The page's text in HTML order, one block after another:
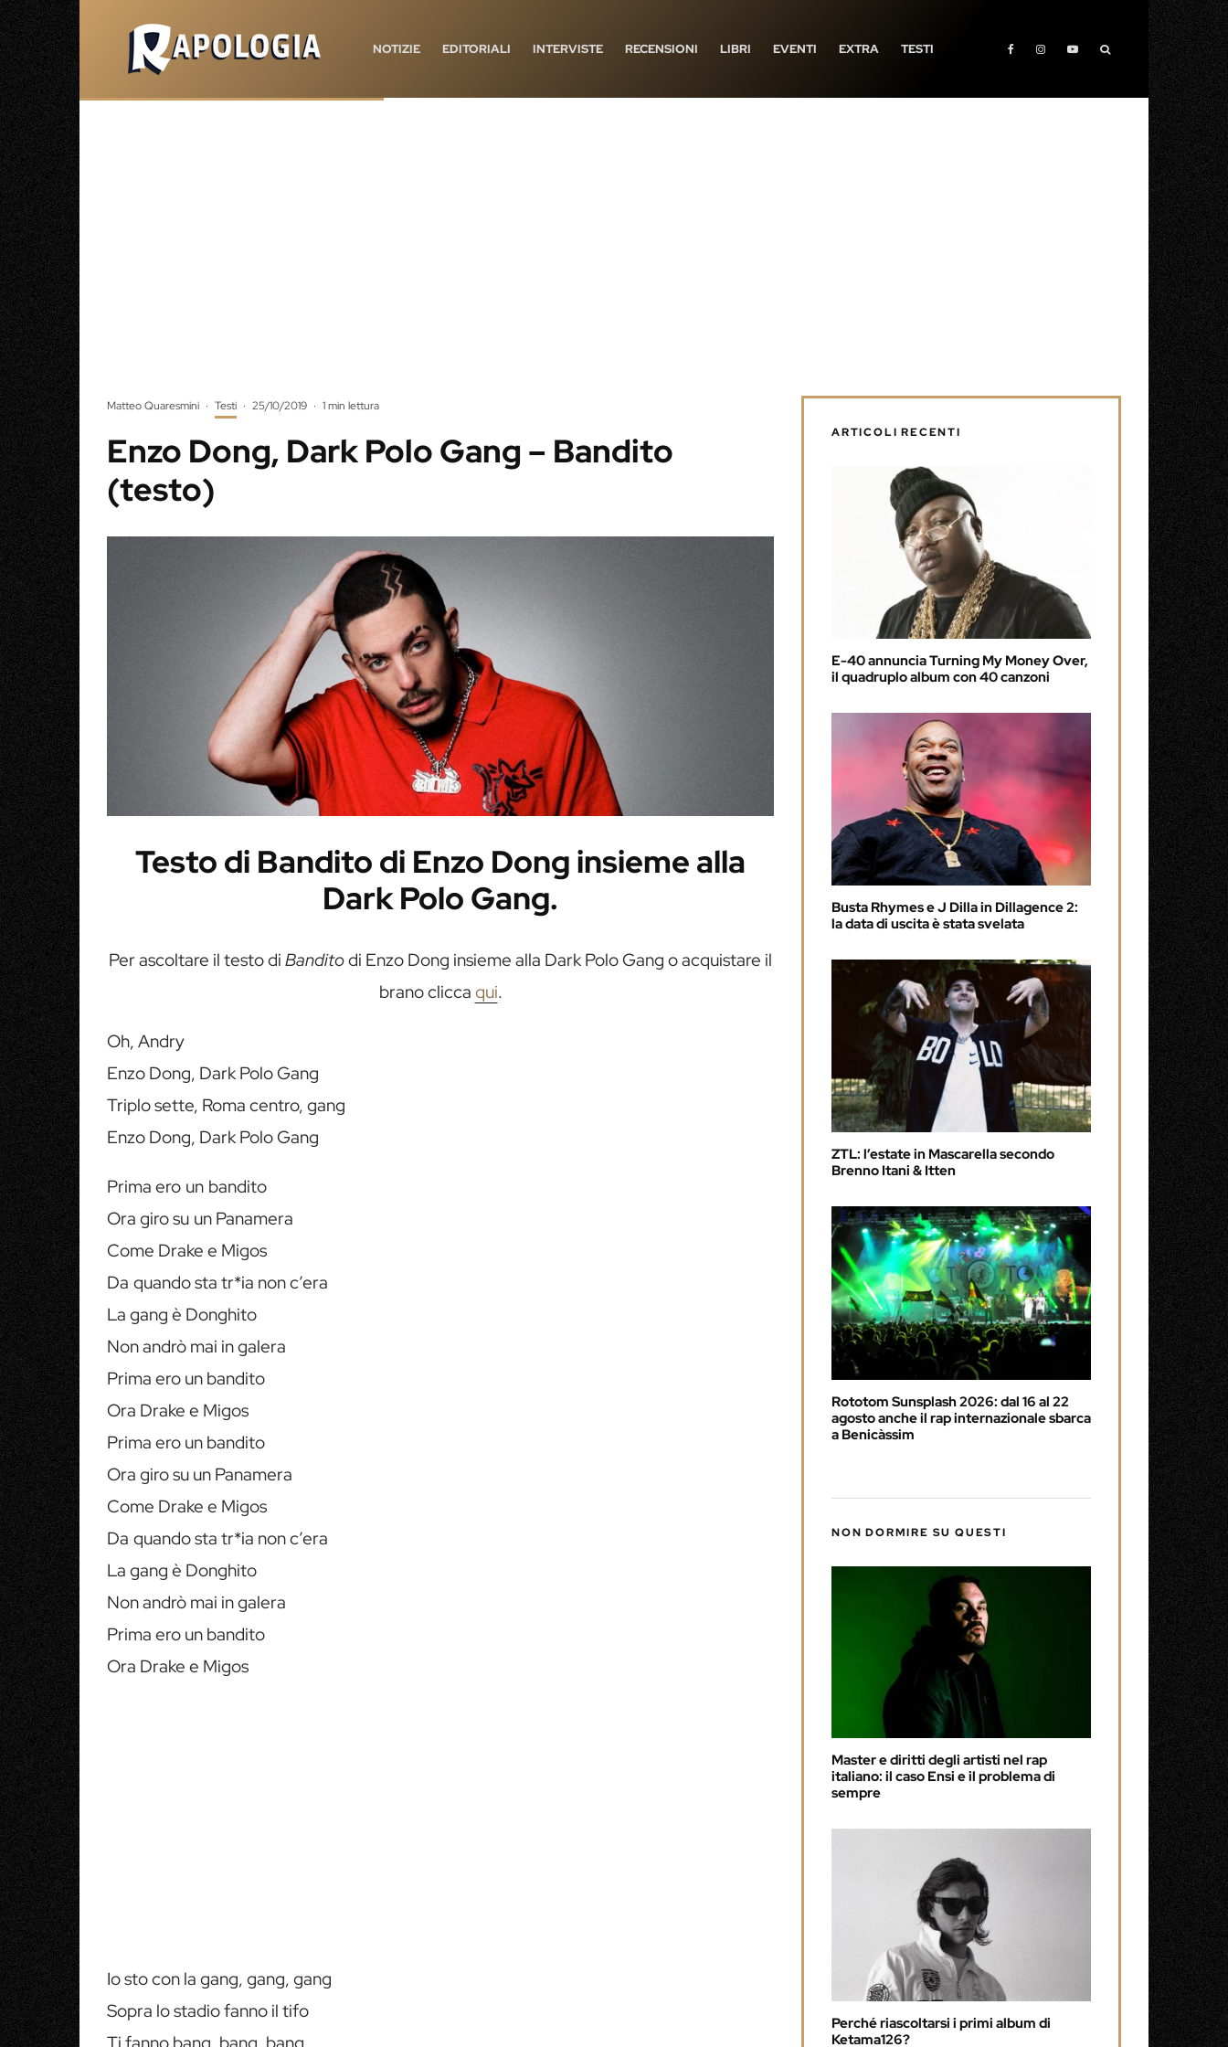
NOTIZIE EDITORIALI INTERVISTE RECENSIONI LIBRI EVENTI EXTRA TESTI
Matteo Quaresmini · Testi · 25/10/2019 · 1 min lettura
Enzo Dong, Dark Polo Gang – Bandito
(testo)
Testo di Bandito di Enzo Dong insieme alla
Dark Polo Gang.
Per ascoltare il testo di Banditodi Enzo Dong insieme alla Dark Polo Gang o acquistare il
brano clicca qui.
Oh, Andry
Enzo Dong, Dark Polo Gang
Triplo sette, Roma centro, gang
Enzo Dong, Dark Polo Gang
Prima ero un bandito
Ora giro su un Panamera
Come Drake e Migos
Da quando sta tr*ia non c’era
La gang è Donghito
Non andrò mai in galera
Prima ero un bandito
Ora Drake e Migos
Prima ero un bandito
Ora giro su un Panamera
Come Drake e Migos
Da quando sta tr*ia non c’era
La gang è Donghito
Non andrò mai in galera
Prima ero un bandito
Ora Drake e Migos
Io sto con la gang, gang, gang
Sopra lo stadio fanno il tifo
ARTICOLI RECENTI
E-40 annuncia Turning My Money Over,
il quadruplo album con 40 canzoni
Busta Rhymes e J Dilla in Dillagence 2:
la data di uscita è stata svelata
ZTL: l’estate in Mascarella secondo
Brenno Itani & Itten
Rototom Sunsplash 2026: dal 16 al 22
agosto anche il rap internazionale sbarca
a Benicàssim
NON DORMIRE SU QUESTI
Master e diritti degli artisti nel rap
italiano: il caso Ensi e il problema di
sempre
Perché riascoltarsi i primi album di
Ketama126?